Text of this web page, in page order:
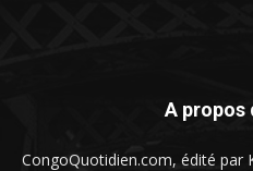
A propos
CongoQuotidien.com, édité par